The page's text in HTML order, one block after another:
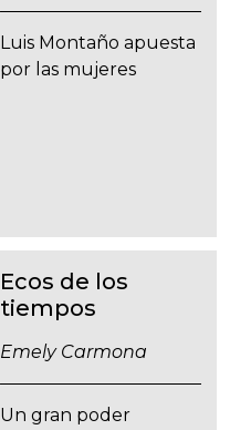
Luis Montaño apuesta
por las mujeres
Ecos de los
tiempos
Emely Carmona
Un gran poder